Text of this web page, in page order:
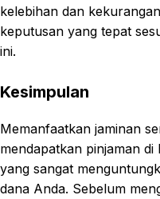
kelebihan dan
keputusan yang tepat
ini.
Kesimpulan
Memanfaatkan jaminan
mendapatkan pinjaman di
yang sangat
dana Anda. Sebelum